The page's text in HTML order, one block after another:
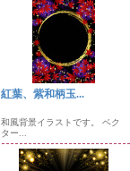
紅葉、紫和柄玉...
和風背景イラストです。 ベク
ター...